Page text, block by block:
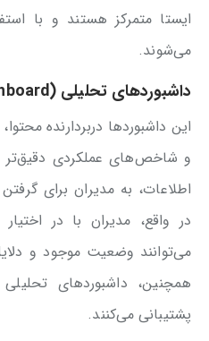
ایستا متمرکز هستند و با
می‌شوند.
داشبوردهای تحلیلی (Analytic Dashboard)
این داشبوردها دربردارنده
و شاخص‌های عملکردی دقیق‌تر
اطلاعات، به مدیران برای
در واقع، مدیران با در
می‌توانند وضعیت موجود و
همچنین، داشبوردهای
پشتیبانی می‌کنند.